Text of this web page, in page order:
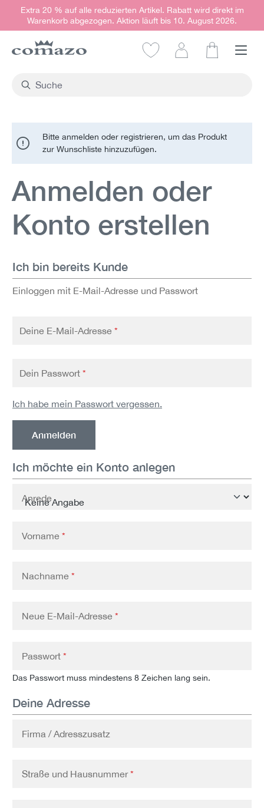
springen
Extra 20 % auf alle reduzierten Artikel. Rabatt wird direkt im
Warenkorb abgezogen. Aktion läuft bis 10. August 2026.
Bitte anmelden oder registrieren, um das Produkt
zur Wunschliste hinzuzufügen.
Anmelden oder
Konto erstellen
Ich bin bereits Kunde
Einloggen mit E-Mail-Adresse und Passwort
Deine E-Mail-Adresse *
Dein Passwort *
Ich habe mein Passwort vergessen.
Anmelden
Ich möchte ein Konto anlegen
Persönliche Informationen
Anrede
Vorname *
Nachname *
Neue E-Mail-Adresse *
Passwort *
Das Passwort muss mindestens 8 Zeichen lang sein.
Deine Adresse
Firma / Adresszusatz
Straße und Hausnummer*